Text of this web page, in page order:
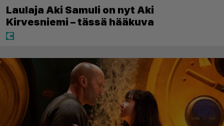
Laulaja Aki Samuli on nyt Aki
Kirvesniemi – tässä hääkuva